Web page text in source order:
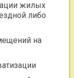
жилых
либо
на